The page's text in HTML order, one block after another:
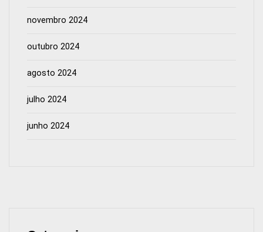
novembro 2024
outubro 2024
agosto 2024
julho 2024
junho 2024